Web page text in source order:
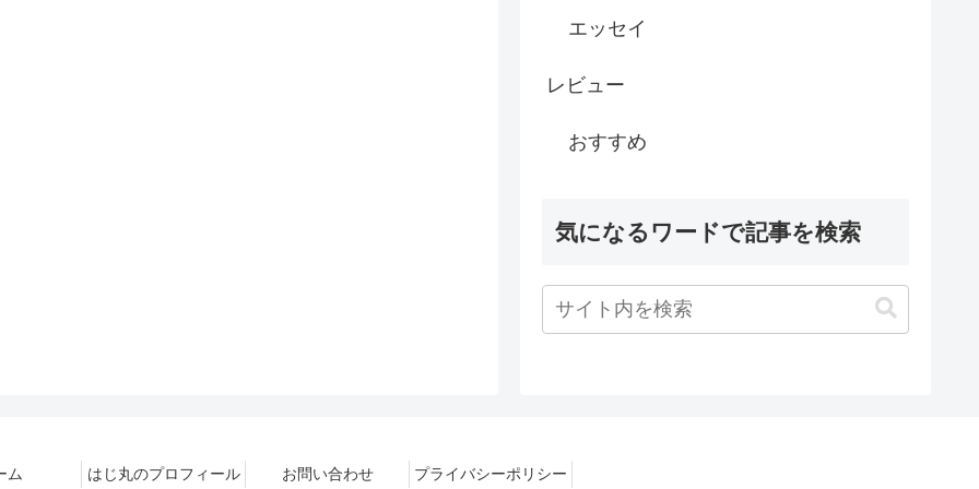
エッセイ
レビュー
おすすめ
気になるワードで記事を検索
ム はじ丸のプロフィール お問い合わせ プライバシーポリシー